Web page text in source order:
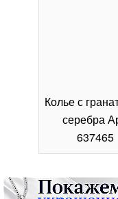
Колье с
серебра
637465